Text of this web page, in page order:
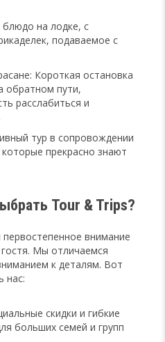
на лодке, с
подаваемое с
Короткая остановка
обратном пути,
расслабиться и
тур в сопровождении
прекрасно знают
Tour & Trips?
внимание
Мы отличаемся
к деталям. Вот
нас:
скидки и гибкие
больших семей и групп